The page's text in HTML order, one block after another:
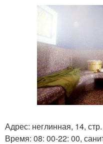
Адрес: неглинная, 14,
Время: 08: 00-22: 00,